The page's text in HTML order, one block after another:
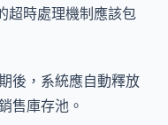
超時處理機制應該包
後，系統應自動釋放
售庫存池。